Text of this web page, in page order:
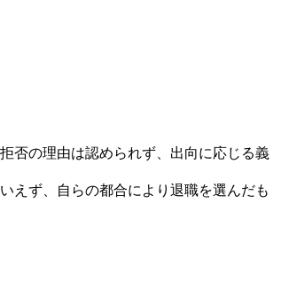
否の理由は認められず、出向に応じる義
えず、自らの都合により退職を選んだも